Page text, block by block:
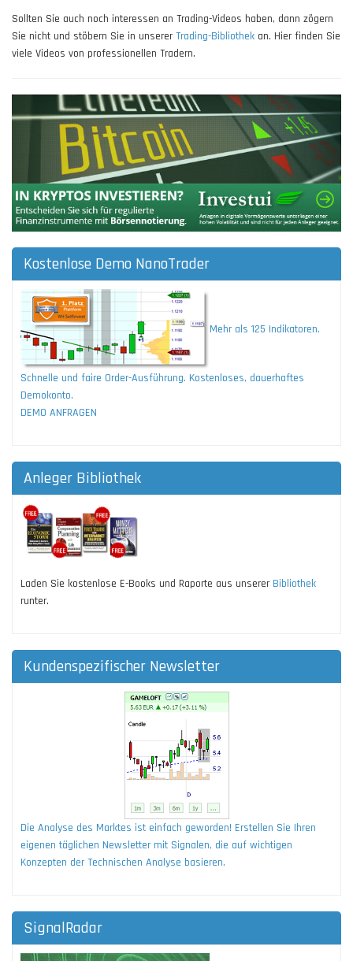
Sollten Sie auch noch interessen an Trading-Videos haben, dann zögern
Sie nicht und stöbern Sie in unsererTrading-Bibliothek an. Hier finden Sie
viele Videos von professionellen Tradern.
Kostenlose Demo NanoTrader
Mehr als 125 Indikatoren.
Schnelle und faire Order-Ausführung. Kostenloses, dauerhaftes
Demokonto.
DEMO ANFRAGEN
Anleger Bibliothek
Laden Sie kostenlose E-Books und Raporte aus unserer Bibliothek
runter.
Kundenspezifischer Newsletter
Die Analyse des Marktes ist einfach geworden! Erstellen Sie Ihren
eigenen täglichen Newsletter mit Signalen, die auf wichtigen
Konzepten der Technischen Analyse basieren.
SignalRadar